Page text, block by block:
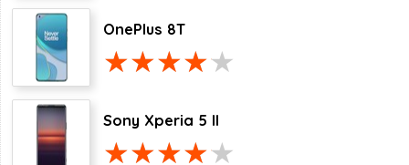
OnePlus 8T
Sony Xperia 5 II